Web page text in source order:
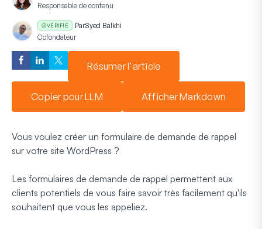
Responsable de contenu
VÉRIFIÉ ParSyed Balkhi
Cofondateur
Résumer l'article
Copier pour LLM Afficher Markdown
Vous voulez créer un formulaire de demande de rappel
sur votre site WordPress ?
Les formulaires de demande de rappel permettent aux
clients potentiels de vous faire savoir très facilement qu'ils
souhaitent que vous les appeliez.